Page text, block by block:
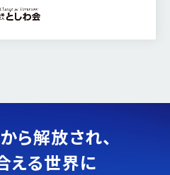
ー内容をご紹介します。
ら解放され、
える世界に